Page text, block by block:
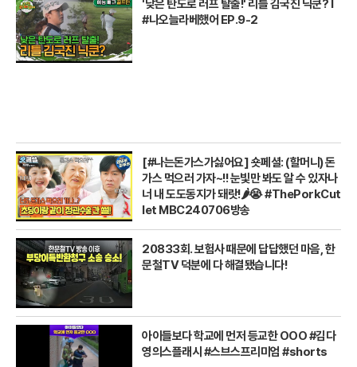
'낮은 탄도로 러프 탈출!' 리틀 김국진 닉쿤? I
#나오늘라베했어 EP.9-2
[#나는돈가스가싫어요] 숏페셜: (할머니) 돈
가스 먹으러 가자~!! 눈빛만 봐도 알 수 있자나
너 내 도도동지가 돼랏!🌶️😭 #ThePorkCut
let MBC240706방송
20833회. 보험사 때문에 답답했던 마음, 한
문철TV 덕분에 다 해결됐습니다!
아이들보다 학교에 먼저 등교한 OOO #김다
영의스플래시 #스브스프리미엄 #shorts